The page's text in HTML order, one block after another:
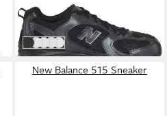
530 Sneaker
124,99 €
Black
White
White/grey
White/green
White/black
New Balance 515 Sneaker